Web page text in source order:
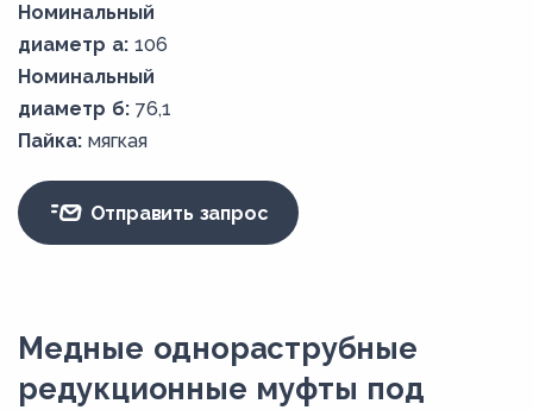
Номинальный
диаметр а: 106
Номинальный
диаметр б: 76,1
Пайка: мягкая
Отправить запрос
Медные однораструбные
редукционные муфты под